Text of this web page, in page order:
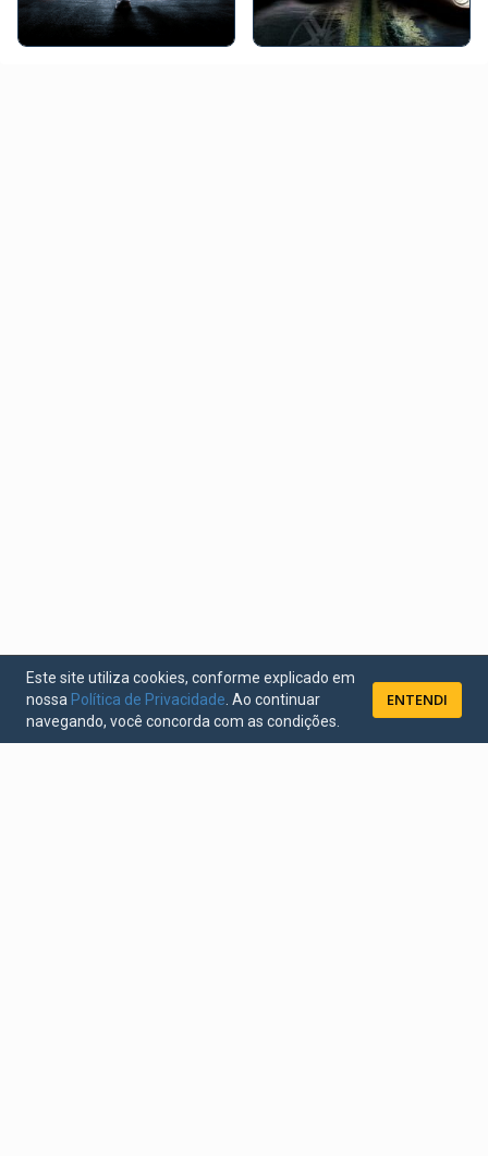
Este site utiliza cookies, conforme explicado em
nossa Política de Privacidade . Ao continuar
navegando, você concorda com as condições.
ENTENDI